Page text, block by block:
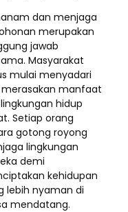
dan menjaga
merupakan
jawab
Masyarakat
mulai menyadari
manfaat
hidup
Setiap orang
gotong royong
lingkungan
demi
kehidupan
lebih nyaman di
mendatang.